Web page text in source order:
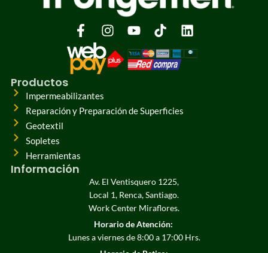
Información
Av. El Ventisquero 1225,
Local 1, Renca, Santiago.
Work Center Miraflores.
Horario de Atención:
Lunes a viernes de 8:00 a 17:00 Hrs.
Productos
Impermeabilizantes
Reparación y Preparación de Superficies
Geotextil
Sopletes
Herramientas